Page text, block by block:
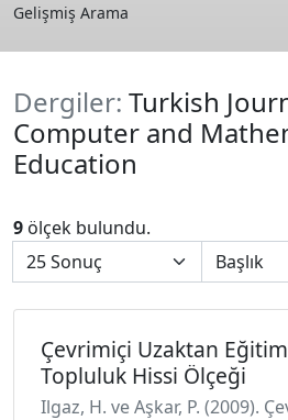
Gelişmiş Arama
Dergiler: Turkish
Computer and
Education
9 ölçek bulundu.
Çevrimiçi Uzaktan
Topluluk Hissi Ölçeği
Ilgaz, H. ve Aşkar, P. (2009).